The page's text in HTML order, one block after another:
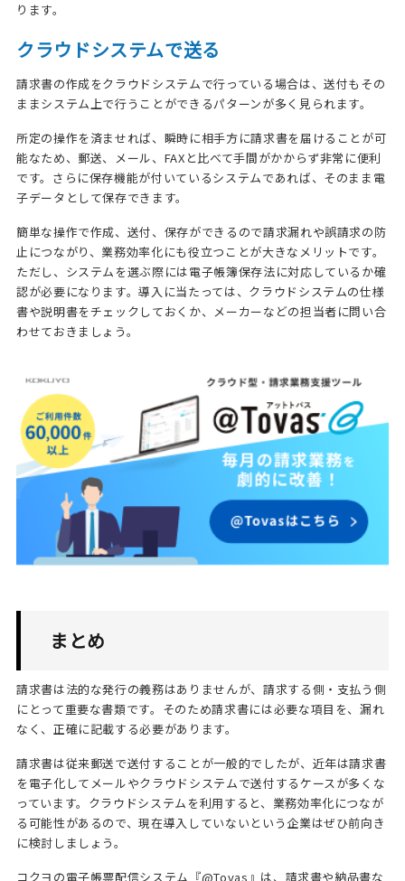
ります。
クラウドシステムで送る
請求書の作成をクラウドシステムで行っている場合は、送付もその
ままシステム上で行うことができるパターンが多く見られます。
所定の操作を済ませれば、瞬時に相手方に請求書を届けることが可
能なため、郵送、メール、FAXと比べて手間がかからず非常に便利
です。さらに保存機能が付いているシステムであれば、そのまま電
子データとして保存できます。
簡単な操作で作成、送付、保存ができるので請求漏れや誤請求の防
止につながり、業務効率化にも役立つことが大きなメリットです。
ただし、システムを選ぶ際には電子帳簿保存法に対応しているか確
認が必要になります。導入に当たっては、クラウドシステムの仕様
書や説明書をチェックしておくか、メーカーなどの担当者に問い合
わせておきましょう。
まとめ
請求書は法的な発行の義務はありませんが、請求する側・支払う側
にとって重要な書類です。そのため請求書には必要な項目を、漏れ
なく、正確に記載する必要があります。
請求書は従来郵送で送付することが一般的でしたが、近年は請求書
を電子化してメールやクラウドシステムで送付するケースが多くな
っています。クラウドシステムを利用すると、業務効率化につなが
る可能性があるので、現在導入していないという企業はぜひ前向き
に検討しましょう。
コクヨの電子帳票配信システム『@Tovas』は、請求書や納品書な